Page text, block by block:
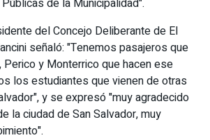
de la Municipalidad".
del Concejo Deliberante de El
señaló: "Tenemos pasajeros que
Perico y Monterrico que hacen ese
los estudiantes que vienen de otras
y se expresó "muy agradecido
la ciudad de San Salvador, muy